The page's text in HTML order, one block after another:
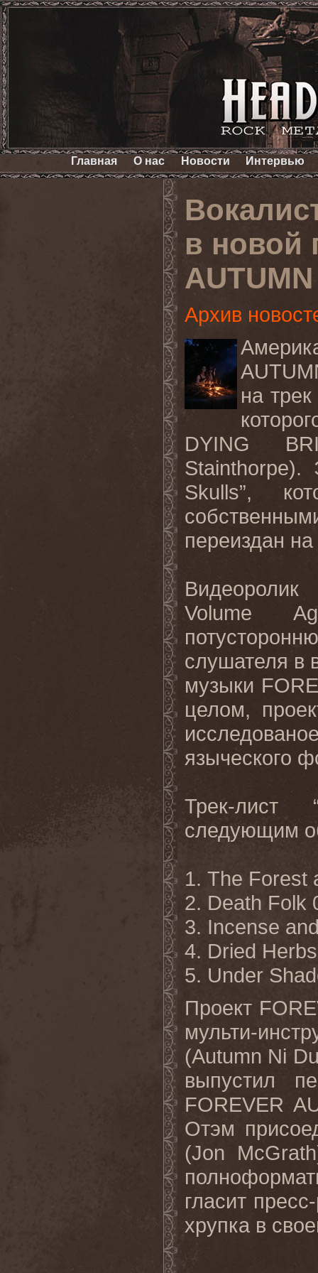
Главная О нас Новости Интервью
в новой
AUTUMN
Архив
на
DYING
Stainthorpe).
Skulls”,
переиздан
Volume
слушателя в
музыки
целом,
языческого
Трек-лист
следующим
1. The Forest
2. Death Folk
3. Incense
4. Dried
5. Under
Проект
мульти-
(Autumn Ni
выпустил
FOREVER
Отэм
(Jon McGrath
гласит
хрупка в